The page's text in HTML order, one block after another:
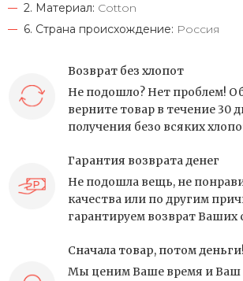
2. Материал: Cotton
6. Страна происхождение: Россия
Возврат без хлопот
Не подошло? Нет проблем!
верните товар в течение 30
получения безо всяких
Гарантия возврата денег
Не подошла вещь, не
качества или по другим
гарантируем возврат Ваших
Сначала товар, потом
Мы ценим Ваше время и Ваш